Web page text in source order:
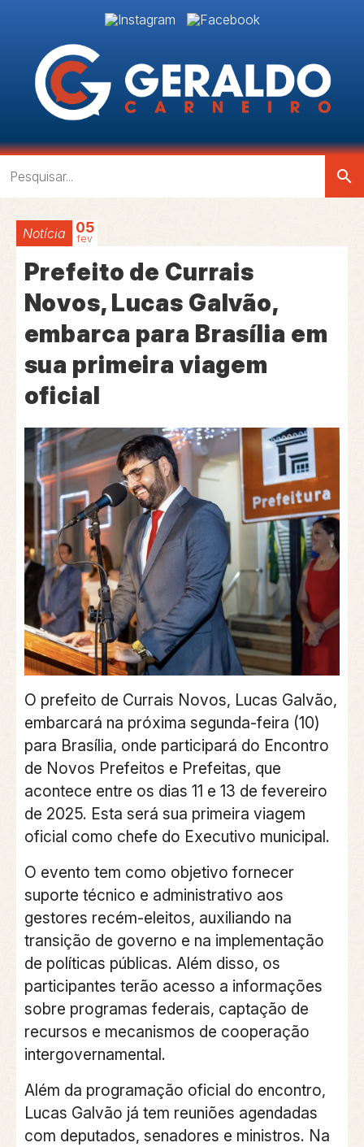
search
Notícia 05
fev
Prefeito de Currais
Novos, Lucas Galvão,
embarca para Brasília em
sua primeira viagem
oficial
O prefeito de Currais Novos, Lucas Galvão,
embarcará na próxima segunda-feira (10)
para Brasília, onde participará do Encontro
de Novos Prefeitos e Prefeitas, que
acontece entre os dias 11 e 13 de fevereiro
de 2025. Esta será sua primeira viagem
oficial como chefe do Executivo municipal.
O evento tem como objetivo fornecer
suporte técnico e administrativo aos
gestores recém-eleitos, auxiliando na
transição de governo e na implementação
de políticas públicas. Além disso, os
participantes terão acesso a informações
sobre programas federais, captação de
recursos e mecanismos de cooperação
intergovernamental.
Além da programação oficial do encontro,
Lucas Galvão já tem reuniões agendadas
com deputados, senadores e ministros. Na